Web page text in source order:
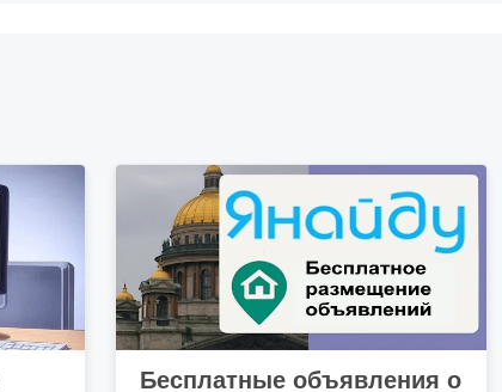
Бесплатные объявления о